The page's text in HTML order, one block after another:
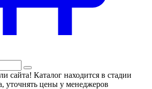
сайта! Каталог находится в стадии
уточнять цены у менеджеров